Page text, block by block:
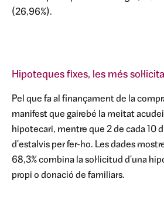
(26,96%).
Hipoteques fixes, les més
Pel que fa al finançament de la
manifest que gairebé la meitat
hipotecari, mentre que 2 de cada 10
d'estalvis per fer-ho. Les dades
68,3% combina la sol·licitud d'una
propi o donació de familiars.